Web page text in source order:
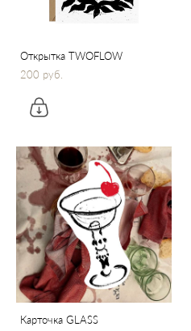
Открытка TWOFLOW
200 pуб.
Карточка GLASS